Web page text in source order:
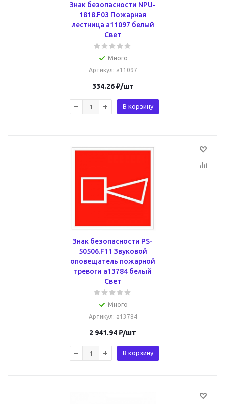
Знак безопасности NPU-
1818.F03 Пожарная
лестница a11097 белый
Свет
Много
Артикул: a11097
334.26₽/шт
В корзину
Знак безопасности PS-
50506.F11 Звуковой
оповещатель пожарной
тревоги a13784 белый
Свет
Много
Артикул: a13784
2 941.94₽/шт
В корзину